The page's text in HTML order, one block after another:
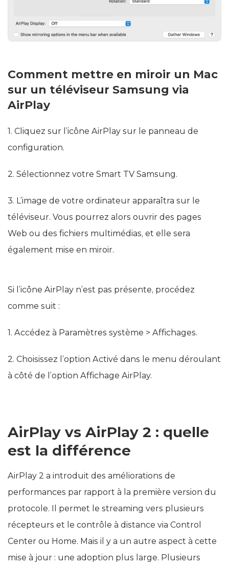
Comment mettre en miroir un Mac
sur un téléviseur Samsung via
AirPlay
1. Cliquez sur l’icône AirPlay sur le panneau de
configuration.
2. Sélectionnez votre Smart TV Samsung.
3. L’image de votre ordinateur apparaîtra sur le
téléviseur. Vous pourrez alors ouvrir des pages
Web ou des fichiers multimédias, et elle sera
également mise en miroir.
Si l’icône AirPlay n’est pas présente, procédez
comme suit :
1. Accédez à Paramètres système > Affichages.
2. Choisissez l’option Activé dans le menu déroulant
à côté de l’option Affichage AirPlay.
AirPlay vs AirPlay 2 : quelle
est la différence
AirPlay 2 a introduit des améliorations de
performances par rapport à la première version du
protocole. Il permet le streaming vers plusieurs
récepteurs et le contrôle à distance via Control
Center ou Home. Mais il y a un autre aspect à cette
mise à jour : une adoption plus large. Plusieurs